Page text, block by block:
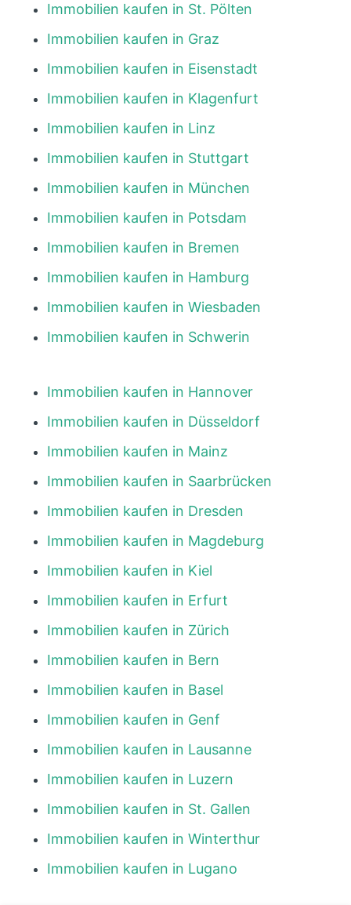
Immobilien kaufen in St. Pölten
Immobilien kaufen in Graz
Immobilien kaufen in Eisenstadt
Immobilien kaufen in Klagenfurt
Immobilien kaufen in Linz
Immobilien kaufen in Stuttgart
Immobilien kaufen in München
Immobilien kaufen in Potsdam
Immobilien kaufen in Bremen
Immobilien kaufen in Hamburg
Immobilien kaufen in Wiesbaden
Immobilien kaufen in Schwerin
Immobilien kaufen in Hannover
Immobilien kaufen in Düsseldorf
Immobilien kaufen in Mainz
Immobilien kaufen in Saarbrücken
Immobilien kaufen in Dresden
Immobilien kaufen in Magdeburg
Immobilien kaufen in Kiel
Immobilien kaufen in Erfurt
Immobilien kaufen in Zürich
Immobilien kaufen in Bern
Immobilien kaufen in Basel
Immobilien kaufen in Genf
Immobilien kaufen in Lausanne
Immobilien kaufen in Luzern
Immobilien kaufen in St. Gallen
Immobilien kaufen in Winterthur
Immobilien kaufen in Lugano